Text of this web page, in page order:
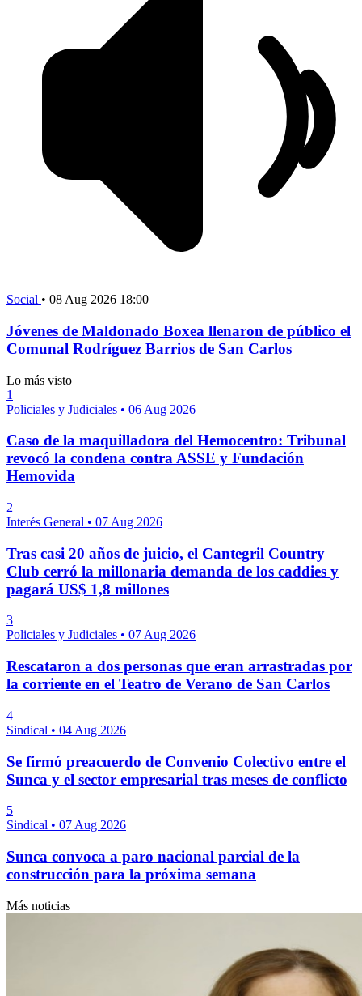
Social • 08 Aug 2026 18:00
Jóvenes de Maldonado Boxea llenaron de público el
Comunal Rodríguez Barrios de San Carlos
Lo más visto
1
Policiales y Judiciales • 06 Aug 2026
Caso de la maquilladora del Hemocentro: Tribunal
revocó la condena contra ASSE y Fundación
Hemovida
2
Interés General • 07 Aug 2026
Tras casi 20 años de juicio, el Cantegril Country
Club cerró la millonaria demanda de los caddies y
pagará US$ 1,8 millones
3
Policiales y Judiciales • 07 Aug 2026
Rescataron a dos personas que eran arrastradas por
la corriente en el Teatro de Verano de San Carlos
4
Sindical • 04 Aug 2026
Se firmó preacuerdo de Convenio Colectivo entre el
Sunca y el sector empresarial tras meses de conflicto
5
Sindical • 07 Aug 2026
Sunca convoca a paro nacional parcial de la
construcción para la próxima semana
Más noticias